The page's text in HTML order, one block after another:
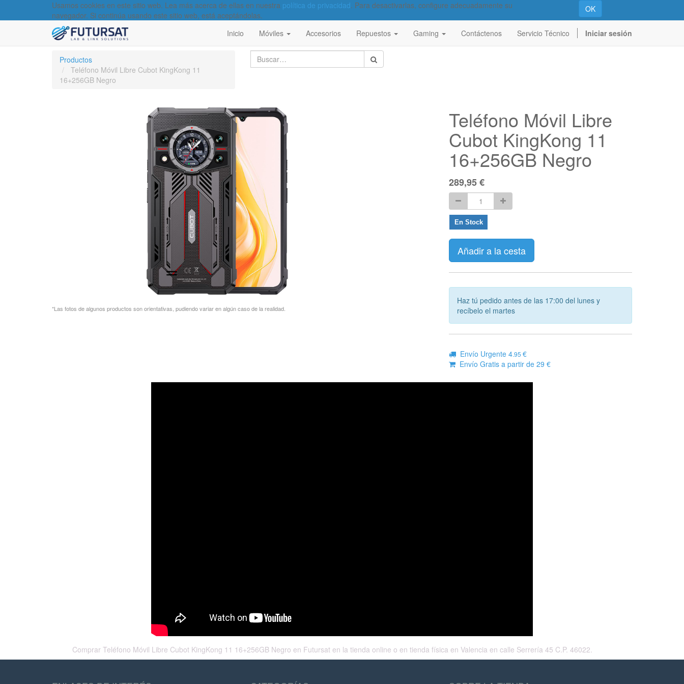
Usamos cookies en este sitio web. Lea más acerca de ellas en nuestra política de privacidad. Para desactivarlas, configure adecuadamente su
navegador. Si continúa usando este sitio web, está aceptándolas.
OK
Inicio Móviles Accesorios Repuestos Gaming Contáctenos Servicio Técnico Iniciar sesión
Productos
Teléfono Móvil Libre Cubot KingKong 11
16+256GB Negro
*Las fotos de algunos productos son orientativas, pudiendo variar en algún caso de la realidad.
Teléfono Móvil Libre
Cubot KingKong 11
16+256GB Negro
289,95€
En Stock
Añadir a la cesta
Haz tú pedido antes de las 17:00 del lunes y
recíbelo el martes
Envío Urgente 4.95 €
Envío Gratis a partir de 29 €
Comprar Teléfono Móvil Libre Cubot KingKong 11 16+256GB Negro en Futursat en la tienda online o en tienda física en Valencia en calle Serrería 45 C.P. 46022.